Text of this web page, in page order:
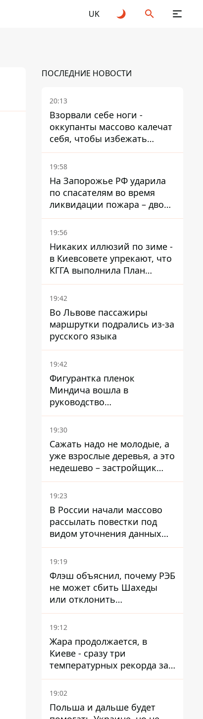
UK
ПОСЛЕДНИЕ НОВОСТИ
20:13
Взорвали себе ноги -
оккупанты массово калечат
себя, чтобы избежать
штурмов - ГУР
19:58
На Запорожье РФ ударила
по спасателям во время
ликвидации пожара – двое
раненых
19:56
Никаких иллюзий по зиме -
в Киевсовете упрекают, что
КГГА выполнила План
устойчивости на 20%
19:42
Во Львове пассажиры
маршрутки подрались из-за
русского языка
19:42
Фигурантка пленок
Миндича вошла в
руководство
стратегического
госпредприятия - работала
заместителем Галущенко
19:30
Сажать надо не молодые, а
уже взрослые деревья, а это
недешево – застройщик
Никонов
19:23
В России начали массово
рассылать повестки под
видом уточнения данных
для набора контрактников
19:19
Флэш объяснил, почему РЭБ
не может сбить Шахеды
или отклонить
баллистические ракеты
19:12
Жара продолжается, в
Киеве - сразу три
температурных рекорда за
день
19:02
Польша и дальше будет